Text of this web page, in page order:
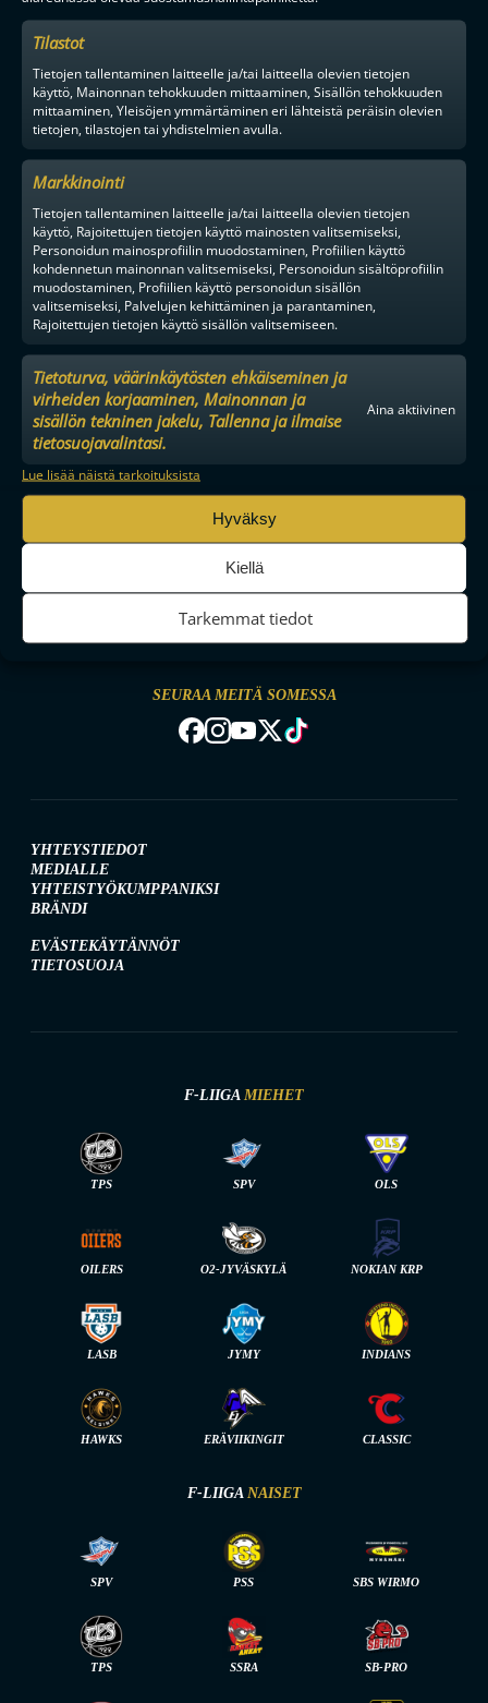
Tilastot
Tietojen tallentaminen laitteelle ja/tai laitteella olevien tietojen
käyttö, Mainonnan tehokkuuden mittaaminen, Sisällön tehokkuuden
mittaaminen, Yleisöjen ymmärtäminen eri lähteistä peräisin olevien
tietojen, tilastojen tai yhdistelmien avulla.
Markkinointi
Tietojen tallentaminen laitteelle ja/tai laitteella olevien tietojen
käyttö, Rajoitettujen tietojen käyttö mainosten valitsemiseksi,
Personoidun mainosprofiilin muodostaminen, Profiilien käyttö
kohdennetun mainonnan valitsemiseksi, Personoidun sisältöprofiilin
muodostaminen, Profiilien käyttö personoidun sisällön
valitsemiseksi, Palvelujen kehittäminen ja parantaminen,
Rajoitettujen tietojen käyttö sisällön valitsemiseen.
Tietoturva, väärinkäytösten ehkäiseminen ja
virheiden korjaaminen, Mainonnan ja
sisällön tekninen jakelu, Tallenna ja ilmaise
tietosuojavalintasi.
Aina aktiivinen
Lue lisää näistä tarkoituksista
Hyväksy
Kiellä
Tarkemmat tiedot
MAAILMAN VIIHDYTTÄVINTÄ SALIBANDYA
SEURAA MEITÄ SOMESSA
YHTEYSTIEDOT
MEDIALLE
YHTEISTYÖKUMPPANIKSI
BRÄNDI
EVÄSTEKÄYTÄNNÖT
TIETOSUOJA
F-LIIGA MIEHET
TPS SPV OLS
OILERS O2-JYVÄSKYLÄ NOKIAN KRP
LASB JYMY INDIANS
HAWKS ERÄVIIKINGIT CLASSIC
F-LIIGA NAISET
SPV PSS SBS WIRMO
TPS SSRA SB-PRO